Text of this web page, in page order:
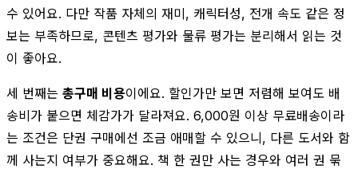
수 있어요. 다만 작품 자체의 재미, 캐릭터성, 전개 속도 같은 정
보는 부족하므로, 콘텐츠 평가와 물류 평가는 분리해서 읽는 것
이 좋아요.
세 번째는 총구매 비용이에요. 할인가만 보면 저렴해 보여도 배
송비가 붙으면 체감가가 달라져요. 6,000원 이상 무료배송이라
는 조건은 단권 구매에선 조금 애매할 수 있으니, 다른 도서와 함
께 사는지 여부가 중요해요. 책 한 권만 사는 경우와 여러 권 묶